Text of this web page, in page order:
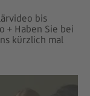
bis
+ Haben Sie bei
kürzlich mal